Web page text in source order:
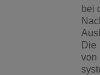
bei
Die
von